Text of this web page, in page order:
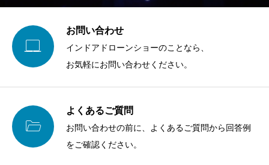

お問い合わせ
インドアドローンショーのことなら、
お気軽にお問い合わせください。

よくあるご質問
お問い合わせの前に、よくあるご質問から回答例
をご確認ください。